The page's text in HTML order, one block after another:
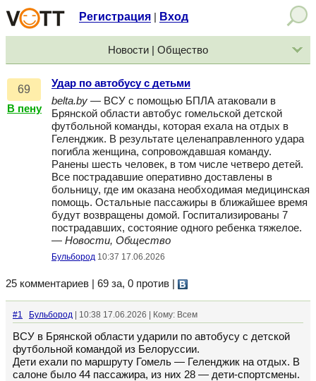
Регистрация Вход
Новости | Общество
69
В пену
Удар по автобусу с детьми
belta.by — ВСУ с помощью БПЛА атаковали в
Брянской области автобус гомельской детской
футбольной команды, которая ехала на отдых в
Геленджик. В результате целенаправленного удара
погибла женщина, сопровождавшая команду.
Ранены шесть человек, в том числе четверо детей.
Все пострадавшие оперативно доставлены в
больницу, где им оказана необходимая медицинская
помощь. Остальные пассажиры в ближайшее время
будут возвращены домой. Госпитализированы 7
пострадавших, состояние одного ребенка тяжелое.
— Новости, Общество
Бульбород 10:37 17.06.2026
25 комментариев | 69 за, 0 против
#1 Бульбород | 10:38 17.06.2026 | Кому: Всем
ВСУ в Брянской области ударили по автобусу с детской
футбольной командой из Белоруссии.
Дети ехали по маршруту Гомель — Геленджик на отдых. В
салоне было 44 пассажира, из них 28 — дети-спортсмены.